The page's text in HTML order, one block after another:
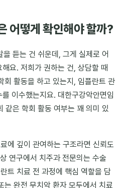
어떻게 확인해야 할까?
듣는 건 쉬운데, 그게 실제로 어
요. 저희가 권하는 건, 상담할 때
회 활동을 하고 있는지, 임플란트 관
이수했는지요. 대한구강악안면임
같은 학회 활동 여부는 꽤 의미 있
에 깊이 관여하는 구조라면 신뢰도
연구에서 치주과 전문의는 수술
트 치료 전 과정에 핵심 역할을 담
는 완전 무치악 환자 모두에서 치료